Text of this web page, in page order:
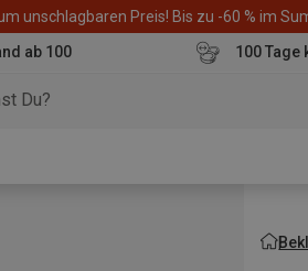
unschlagbaren Preis! Bis zu -60 % im
ab 100
100 Tage